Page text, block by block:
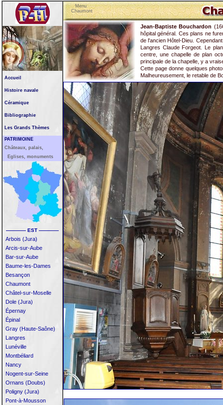
Accueil
Histoire navale
Céramique
Bibliographie
Les Grands Thèmes
PATRIMOINE
Châteaux, palais,
Eglises, monuments
———— EST ————
Arbois (Jura)
Arcis-sur-Aube
Bar-sur-Aube
Baume-les-Dames
Besançon
Chaumont
Châtel-sur-Moselle
Dole (Jura)
Épernay
Épinal
Gray (Haute-Saône)
Langres
Lunéville
Montbéliard
Nancy
Nogent-sur-Seine
Ornans (Doubs)
Poligny (Jura)
Pont-à-Mousson
Jean-Baptiste Bouchardon
hôpital général. Ces plans ne
de l'ancien Hôtel-Dieu.
Langres Claude Forgeot. Le
centre, une chapelle de plan
principale de la chapelle, y a
Cette page donne quelques
Malheureusement, le retable de
Menu
Chaumont